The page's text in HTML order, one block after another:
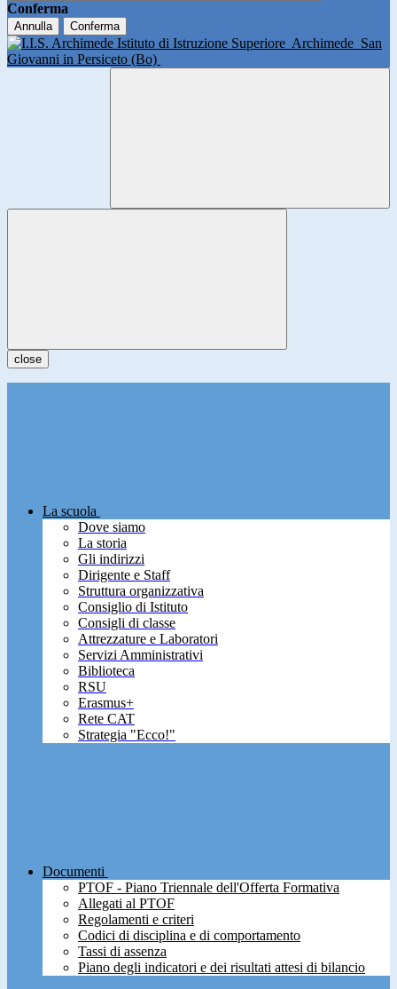
Conferma
Annulla Conferma
Istituto di Istruzione Superiore Archimede San
Giovanni in Persiceto (Bo)
close
La scuola
Dove siamo
La storia
Gli indirizzi
Dirigente e Staff
Struttura organizzativa
Consiglio di Istituto
Consigli di classe
Attrezzature e Laboratori
Servizi Amministrativi
Biblioteca
RSU
Erasmus+
Rete CAT
Strategia "Ecco!"
Documenti
PTOF - Piano Triennale dell'Offerta Formativa
Allegati al PTOF
Regolamenti e criteri
Codici di disciplina e di comportamento
Tassi di assenza
Piano degli indicatori e dei risultati attesi di bilancio